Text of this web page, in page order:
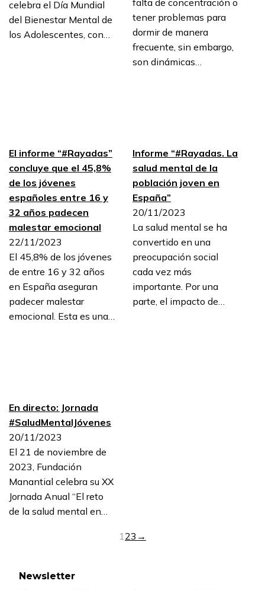
celebra el Día Mundial
del Bienestar Mental de
los Adolescentes, con…
falta de concentración o
tener problemas para
dormir de manera
frecuente, sin embargo,
son dinámicas…
El informe “#Rayadas”
concluye que el 45,8%
de los jóvenes
españoles entre 16 y
32 años padecen
malestar emocional
22/11/2023
El 45,8% de los jóvenes
de entre 16 y 32 años
en España aseguran
padecer malestar
emocional. Esta es una…
Informe “#Rayadas. La
salud mental de la
población joven en
España”
20/11/2023
La salud mental se ha
convertido en una
preocupación social
cada vez más
importante. Por una
parte, el impacto de…
En directo: Jornada
#SaludMentalJóvenes
20/11/2023
El 21 de noviembre de
2023, Fundación
Manantial celebra su XX
Jornada Anual “El reto
de la salud mental en…
1 23 →
Newsletter